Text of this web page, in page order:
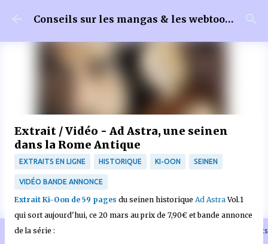
Accéder au contenu principal Conseils sur les mangas & les webtoons
🐈‍⬛ En tant que Partenaire Amazon, je réalise un bénéfice sur les achats
Extrait / Vidéo - Ad Astra, une seinen
dans la Rome Antique
EXTRAITS EN LIGNE HISTORIQUE KI-OON SEINEN
VIDÉO BANDE ANNONCE
Extrait Ki-Oon de 59 pages du seinen historique Ad AstraVol.1
qui sort aujourd'hui, ce 20 mars au prix de 7,90€ et bande annonce
de la série :